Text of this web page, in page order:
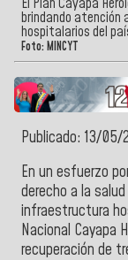
brindando atención
hospitalarios del
Foto: MINCYT
Publicado: 13/05/
En un esfuerzo
derecho a la
infraestructura
Nacional Cayapa
recuperación de